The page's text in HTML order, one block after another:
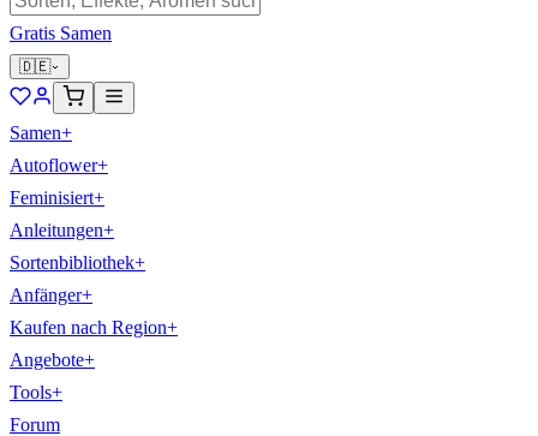
Gratis Samen
🇩🇪
Samen+
Autoflower+
Feminisiert+
Anleitungen+
Sortenbibliothek+
Anfänger+
Kaufen nach Region+
Angebote+
Tools+
Forum